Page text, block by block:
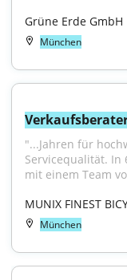
Grüne Erde GmbH
München
"...Jahren für
Servicequalität. In
mit einem Team
MUNIX FINEST
München